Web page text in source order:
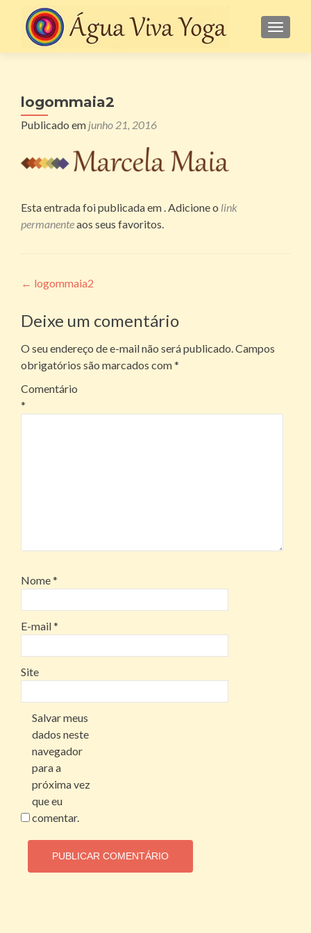
logommaia2
Publicado em junho 21, 2016
Esta entrada foi publicada em . Adicione o link
permanenteaos seus favoritos.
Navegação
de
posts
← logommaia2
Deixe um comentário
O seu endereço de e-mail não será publicado.Campos
obrigatórios são marcados com*
Comentário
*
Nome*
E-mail*
Site
Salvar meus
dados neste
navegador
para a
próxima vez
que eu
comentar.